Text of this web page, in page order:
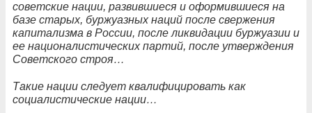
советские нации, развившиеся и оформившиеся на
базе старых, буржуазных наций после свержения
капитализма в России, после ликвидации буржуазии и
ее националистических партий, после утверждения
Советского строя…
Такие нации следует квалифицировать как
социалистические нации…